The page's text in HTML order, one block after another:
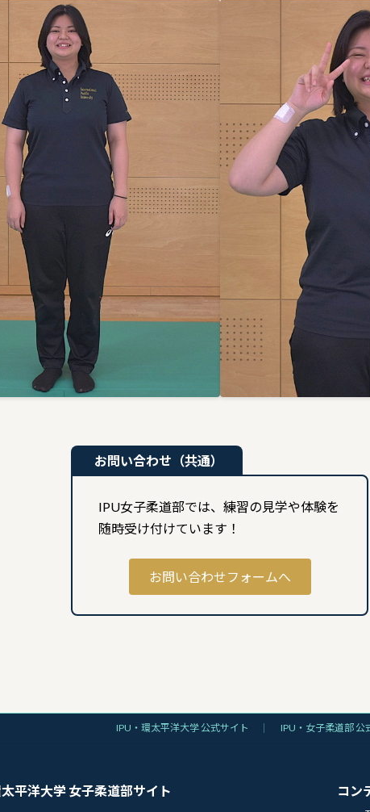
お問い合わせ（共通）
IPU女子柔道部では、練習の見学や体験を
随時受け付けています！
お問い合わせフォームへ
IPU・環太平洋大学 公式サイト IPU・女子柔道部 公
平洋大学 女子柔道部サイト コン